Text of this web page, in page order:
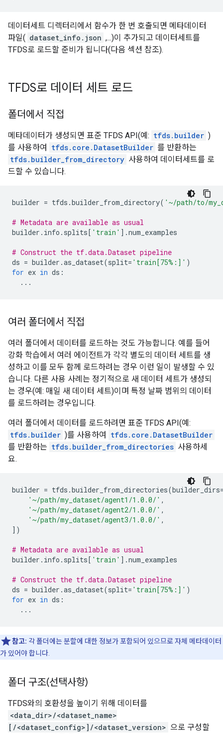
데이터세트 디렉터리에서 함수가 한 번 호출되면 메타데이터
파일( dataset_info.json ,...)이 추가되고 데이터세트를
TFDS로 로드할 준비가 됩니다(다음 섹션 참조).
TFDS로 데이터 세트 로드
폴더에서 직접
메타데이터가 생성되면 표준 TFDS API(예: tfds.builder )
를 사용하여
tfds.core.DatasetBuilder 를 반환하는
tfds.builder_from_directory 사용하여 데이터세트를 로
드할 수 있습니다.
builder = tfds .builder_from_directory( '~/path/to/
# Metadata are available as usual
builder . info . splits[ 'train' ] .num_examples
# Construct the tf.data.Dataset pipeline
ds = builder .as_dataset(split= 'train[75%:]' )
for ex in ds :
...
여러 폴더에서 직접
여러 폴더에서 데이터를 로드하는 것도 가능합니다. 예를 들어
강화 학습에서 여러 에이전트가 각각 별도의 데이터 세트를 생
성하고 이를 모두 함께 로드하려는 경우 이런 일이 발생할 수 있
습니다. 다른 사용 사례는 정기적으로 새 데이터 세트가 생성되
는 경우(예: 매일 새 데이터 세트)이며 특정 날짜 범위의 데이터
를 로드하려는 경우입니다.
여러 폴더에서 데이터를 로드하려면 표준 TFDS API(예:
tfds.builder )를 사용하여
tfds.core.DatasetBuilder
를 반환하는 tfds.builder_from_directories 사용하세
요.
builder = tfds .builder_from_directories(builder_dirs
'~/path/my_dataset/agent1/1.0.0/' ,
'~/path/my_dataset/agent2/1.0.0/' ,
'~/path/my_dataset/agent3/1.0.0/' ,
])
# Metadata are available as usual
builder . info . splits[ 'train' ] .num_examples
# Construct the tf.data.Dataset pipeline
ds = builder .as_dataset(split= 'train[75%:]' )
for ex in ds :
...
참고: 각 폴더에는 분할에 대한 정보가 포함되어 있으므로 자체 메타데이터
가 있어야 합니다.
폴더 구조(선택사항)
TFDS와의 호환성을 높이기 위해 데이터를
<data_dir>/<dataset_name>
[/<dataset_config>]/<dataset_version> 으로 구성할